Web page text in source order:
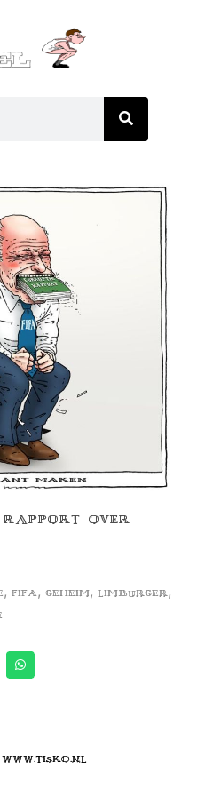
OVER
, fifa, geheim, limburger,
www.tisko.nl